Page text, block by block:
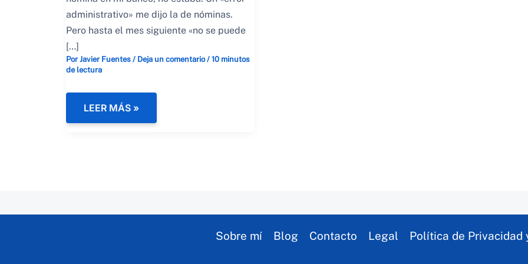
administrativo» me dijo la de nóminas.
Pero hasta el mes siguiente «no se puede
[…]
PorJavier Fuentes / Deja un comentario / 10 minutos
de lectura
CÓMO
MÚLTIPLES
LEER MÁS »
Sobre mí Blog Contacto Legal Política de Privacidad